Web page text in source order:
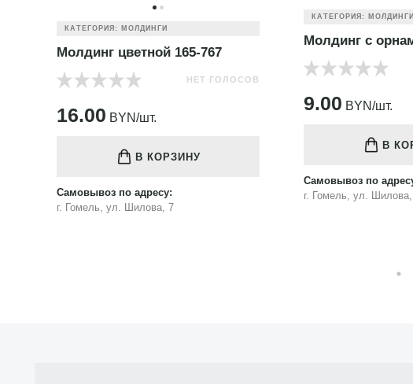
КАТЕГОРИЯ: МОЛДИНГИ
Молдинг цветной 165-767
НЕТ ГОЛОСОВ
16.00 BYN/шт.
В КОРЗИНУ
Самовывоз по адресу:
г. Гомель, ул. Шилова, 7
КАТЕГОРИЯ: МОЛДИНГИ
Молдинг с
9.00 BYN/шт.
В
Самовывоз по
г. Гомель, ул.